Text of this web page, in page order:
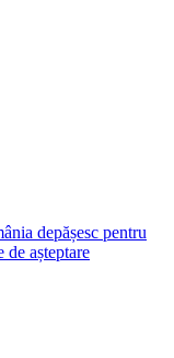
depășesc pentru
de așteptare